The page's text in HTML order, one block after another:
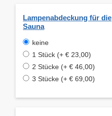
Lampenabdeckung für die
Sauna
keine
1 Stück (+ € 23,00)
2 Stücke (+ € 46,00)
3 Stücke (+ € 69,00)